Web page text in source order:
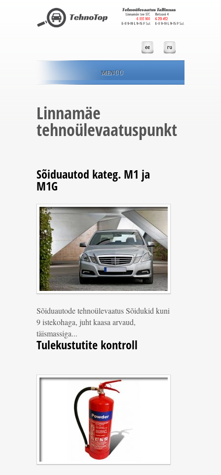
MENÜÜ
Linnamäe
tehnoülevaatuspunkt
Sõiduautod kateg. M1 ja
M1G
Sõiduautode tehnoülevaatus Sõidukid kuni
9 istekohaga, juht kaasa arvaud,
täismassiga...
Tulekustutite kontroll